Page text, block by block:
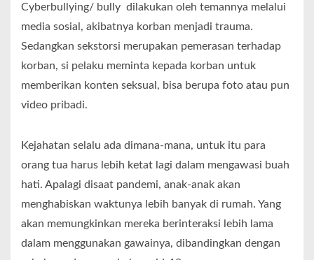
Cyberbullying/ bully dilakukan oleh temannya melalui
media sosial, akibatnya korban menjadi trauma.
Sedangkan sekstorsi merupakan pemerasan terhadap
korban, si pelaku meminta kepada korban untuk
memberikan konten seksual, bisa berupa foto atau pun
video pribadi.
Kejahatan selalu ada dimana-mana, untuk itu para
orang tua harus lebih ketat lagi dalam mengawasi buah
hati. Apalagi disaat pandemi, anak-anak akan
menghabiskan waktunya lebih banyak di rumah. Yang
akan memungkinkan mereka berinteraksi lebih lama
dalam menggunakan gawainya, dibandingkan dengan